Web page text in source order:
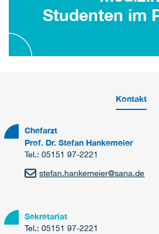
Studenten im
Kontakt
Chefarzt
Prof. Dr. Stefan Hankemeier
Tel.: 05151 97-2221
stefan.hankemeier@sana.de
Sekretariat
Tel.: 05151 97-2221